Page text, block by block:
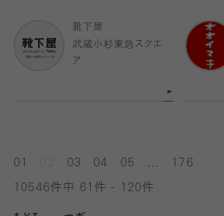
靴下屋
武蔵小杉東急スクエ
ア
01 03 04 05 176
10546件中 61件 - 120件